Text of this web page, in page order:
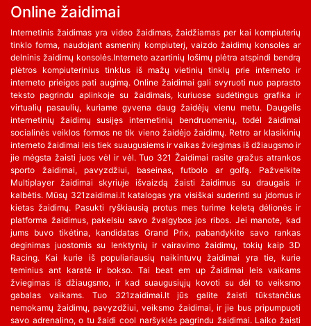
Online žaidimai
Internetinis žaidimas yra video žaidimas, žaidžiamas per kai kompiuterių
tinklo forma, naudojant asmeninį kompiuterį, vaizdo žaidimų konsolės ar
delninis žaidimų konsolės.Interneto azartinių lošimų plėtra atspindi bendrą
plėtros kompiuterinius tinklus iš mažų vietinių tinklų prie interneto ir
interneto prieigos pati augimą. Online žaidimai gali svyruoti nuo paprasto
teksto pagrindu aplinkoje su žaidimais, kuriuose sudėtingus grafika ir
virtualių pasaulių, kuriame gyvena daug žaidėjų vienu metu. Daugelis
internetinių žaidimų susijęs internetinių bendruomenių, todėl žaidimai
socialinės veiklos formos ne tik vieno žaidėjo žaidimų. Retro ar klasikinių
interneto žaidimai leis tiek suaugusiems ir vaikas žviegimas iš džiaugsmo ir
jie mėgsta žaisti juos vėl ir vėl. Tuo 321 Žaidimai rasite gražus atrankos
sporto žaidimai, pavyzdžiui, baseinas, futbolo ar golfą. Pažvelkite
Multiplayer žaidimai skyriuje išvaizdą žaisti žaidimus su draugais ir
kalbėtis. Mūsų 321zaidimai.lt katalogas yra visiškai suderinti su įdomus ir
kietas žaidimų. Pasukti ryškiausią protus mes turime keletą dėlionės ir
platforma žaidimus, pakelsiu savo žvalgybos jos ribos. Jei manote, kad
jums buvo tikėtina, kandidatas Grand Prix, pabandykite savo rankas
deginimas juostomis su lenktynių ir vairavimo žaidimų, tokių kaip 3D
Racing. Kai kurie iš populiariausių naikintuvų žaidimai yra tie, kurie
teminius ant karatė ir bokso. Tai beat em up Žaidimai leis vaikams
žviegimas iš džiaugsmo, ir kad suaugusiųjų kovoti su dėl to veiksmo
gabalas vaikams. Tuo 321zaidimai.lt jūs galite žaisti tūkstančius
nemokamų žaidimų, pavyzdžiui, veiksmo žaidimai, ir jie bus pripumpuoti
savo adrenalino, o tu žaidi cool naršyklės pagrindu žaidimai. Laiko žaisti